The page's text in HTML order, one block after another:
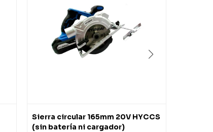
Sierra circular 165mm 20V HYCCS
(sin batería ni cargador)